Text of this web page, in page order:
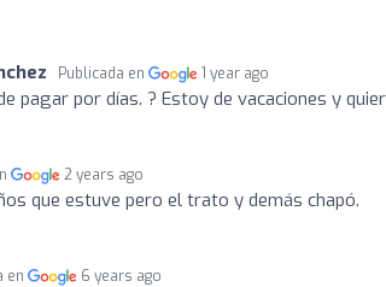
Publicada en 1 year ago
pagar por días. ? Estoy de vacaciones y
2 years ago
que estuve pero el trato y demás chapó.
en 6 years ago